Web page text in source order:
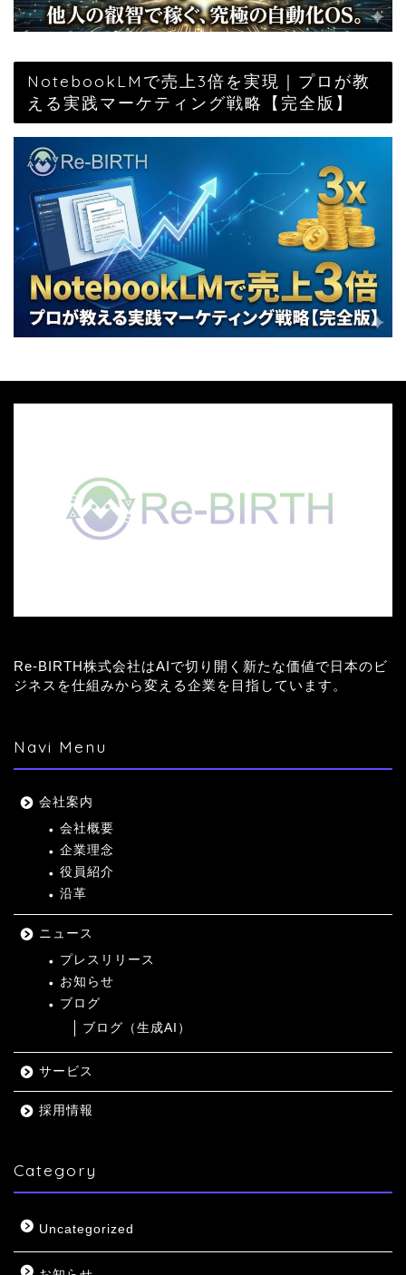
NotebookLMで売上3倍を実現｜プロが教
える実践マーケティング戦略【完全版】
Re-BIRTH株式会社はAIで切り開く新たな価値で日本のビ
ジネスを仕組みから変える企業を目指しています。
Navi Menu
会社案内
会社概要
企業理念
役員紹介
沿革
ニュース
プレスリリース
お知らせ
ブログ
ブログ（生成AI）
サービス
採用情報
Category
Uncategorized